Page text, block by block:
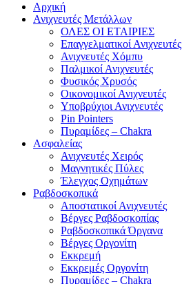
Αρχική
Ανιχνευτές Μετάλλων
ΟΛΕΣ ΟΙ ΕΤΑΙΡΙΕΣ
Επαγγελματικοί Ανιχνευτές
Ανιχνευτές Χόμπυ
Παλμικοί Ανιχνευτές
Φυσικός Χρυσός
Οικονομικοί Ανιχνευτές
Υποβρύχιοι Ανιχνευτές
Pin Pointers
Πυραμίδες – Chakra
Ασφαλείας
Ανιχνευτές Χειρός
Μαγνητικές Πύλες
Έλεγχος Οχημάτων
Ραβδοσκοπικά
Αποστατικοί Ανιχνευτές
Βέργες Ραβδοσκοπίας
Ραβδοσκοπικά Όργανα
Βέργες Οργονίτη
Εκκρεμή
Εκκρεμές Οργονίτη
Πυραμίδες – Chakra